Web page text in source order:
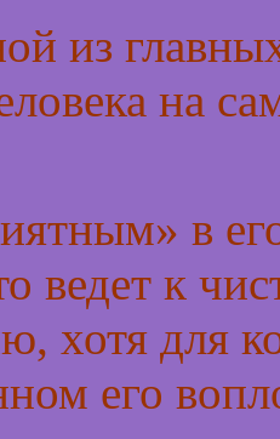
из
на
в
ведет к
хотя для
его